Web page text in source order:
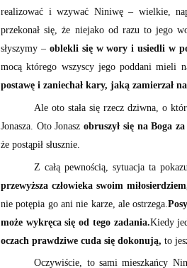
realizować i wzywać Niniwę – wielkie,
przekonał się, że niejako od razu to jego
słyszymy – oblekli się w wory i usiedli w
mocą którego wszyscy jego poddani mieli
postawę i zaniechał kary, jaką zamierzał na
Ale oto stała się rzecz dziwna, o
Jonasza. Oto Jonaszobruszył się na Boga
że postąpił słusznie.
Z całą pewnością, sytuacja ta
przewyższa człowieka swoim
nie potępia go ani nie karze, ale ostrzega.
może wykręca się od tego zadania.Kiedy
oczach prawdziwe cuda się dokonują, to
Oczywiście, to sami mieszkańcy